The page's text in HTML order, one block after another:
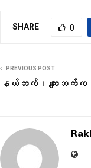
SHARE 0
PREVIOUS POST
နယ်ဘက်၊ ကျေးဘက်က